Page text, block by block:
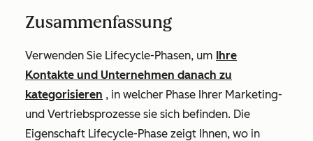
Zusammenfassung
Verwenden Sie Lifecycle-Phasen, um Ihre
Kontakte und Unternehmen danach zu
kategorisieren , in welcher Phase Ihrer Marketing-
und Vertriebsprozesse sie sich befinden. Die
Eigenschaft Lifecycle-Phase zeigt Ihnen, wo in